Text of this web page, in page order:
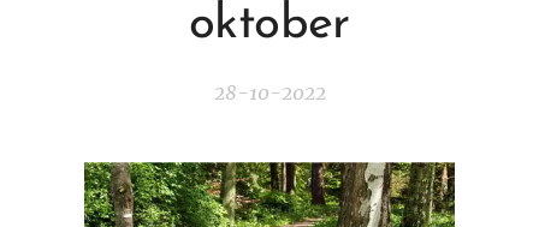
oktober
28-10-2022